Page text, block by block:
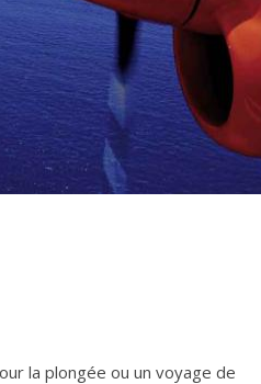
la plongée ou un voyage de